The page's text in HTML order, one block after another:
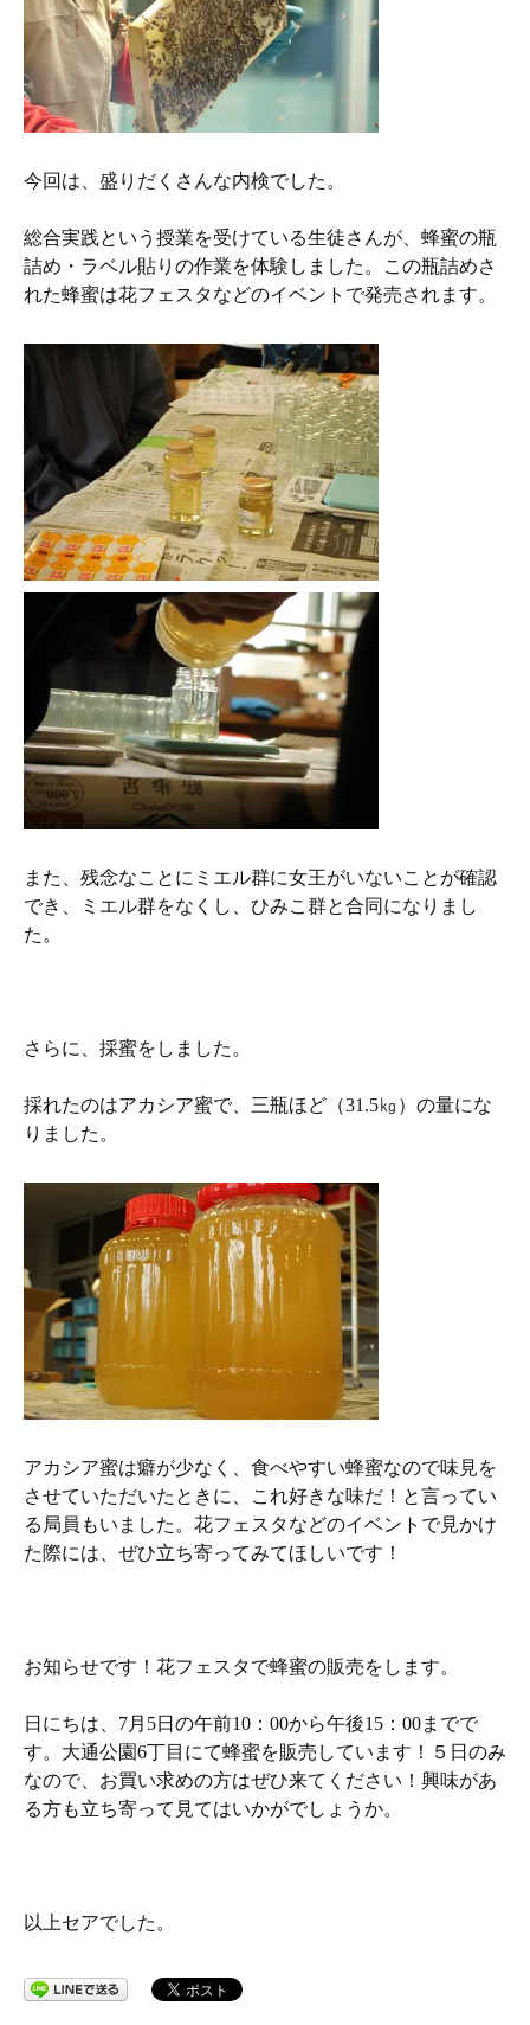
今回は、盛りだくさんな内検でした。
総合実践という授業を受けている生徒さんが、蜂蜜の瓶
詰め・ラベル貼りの作業を体験しました。この瓶詰めさ
れた蜂蜜は花フェスタなどのイベントで発売されます。
また、残念なことにミエル群に女王がいないことが確認
でき、ミエル群をなくし、ひみこ群と合同になりまし
た。
さらに、採蜜をしました。
採れたのはアカシア蜜で、三瓶ほど（31.5㎏）の量にな
りました。
アカシア蜜は癖が少なく、食べやすい蜂蜜なので味見を
させていただいたときに、これ好きな味だ！と言ってい
る局員もいました。花フェスタなどのイベントで見かけ
た際には、ぜひ立ち寄ってみてほしいです！
お知らせです！花フェスタで蜂蜜の販売をします。
日にちは、7月5日の午前10：00から午後15：00までで
す。大通公園6丁目にて蜂蜜を販売しています！５日のみ
なので、お買い求めの方はぜひ来てください！興味があ
る方も立ち寄って見てはいかがでしょうか。
以上セアでした。